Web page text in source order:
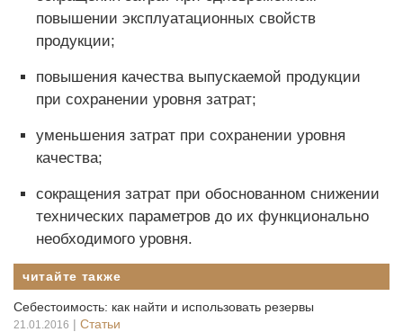
повышении эксплуатационных свойств
продукции;
повышения качества выпускаемой продукции
при сохранении уровня затрат;
уменьшения затрат при сохранении уровня
качества;
сокращения затрат при обоснованном снижении
технических параметров до их функционально
необходимого уровня.
читайте также
Себестоимость: как найти и использовать резервы
21.01.2016 | Статьи